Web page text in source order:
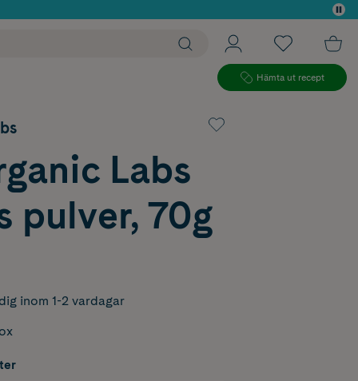
Hämta ut recept
Labs
pulver, 70g
inom 1-2 vardagar